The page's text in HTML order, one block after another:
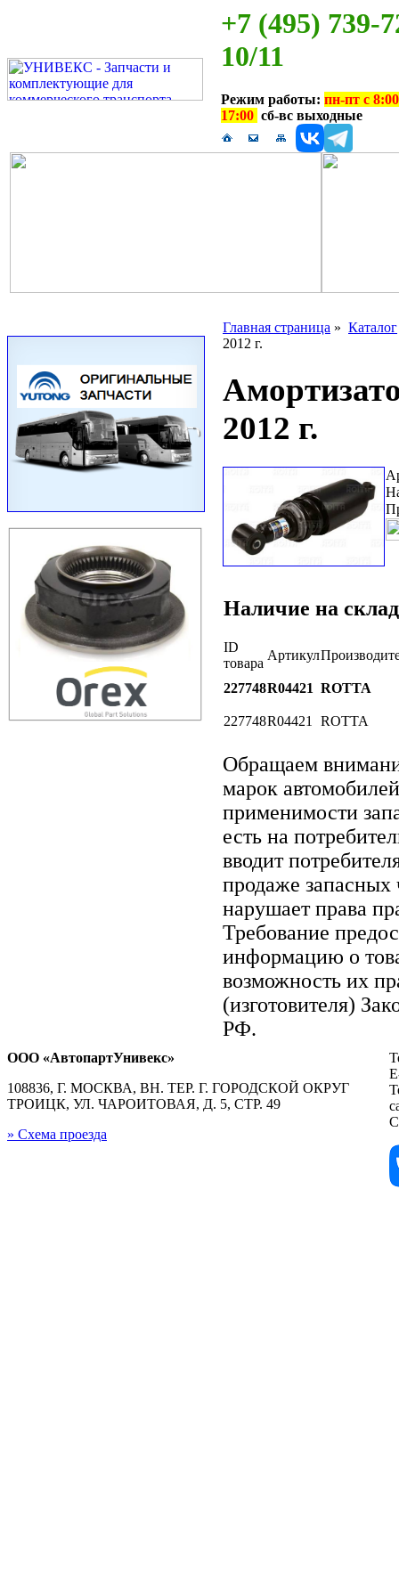
+7 (495) 739-
10/11
Режим работы: пн-пт с
17:00 сб-вс выходные
Главная страница » Каталог
2012 г.
2012 г.
Наличие на
ID
товара
Артикул
227748R04421 ROTTA
227748R04421 ROTTA
Обращаем
марок
применимости
есть на
вводит
продаже запасных
нарушает права
Требование
информацию о
возможность их
(изготовителя)
РФ.
ООО «АвтопартУнивекс»
108836, Г. МОСКВА, ВН. ТЕР. Г. ГОРОДСКОЙ ОКРУГ
ТРОИЦК, УЛ. ЧАРОИТОВАЯ, Д. 5, СТР. 49
» Схема проезда